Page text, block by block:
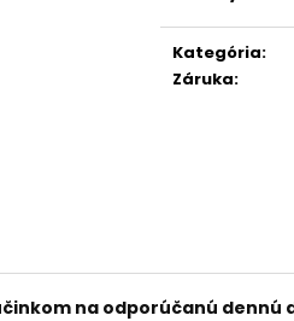
cena:
Kategória:
Záruka:
na odporúčanú dennú